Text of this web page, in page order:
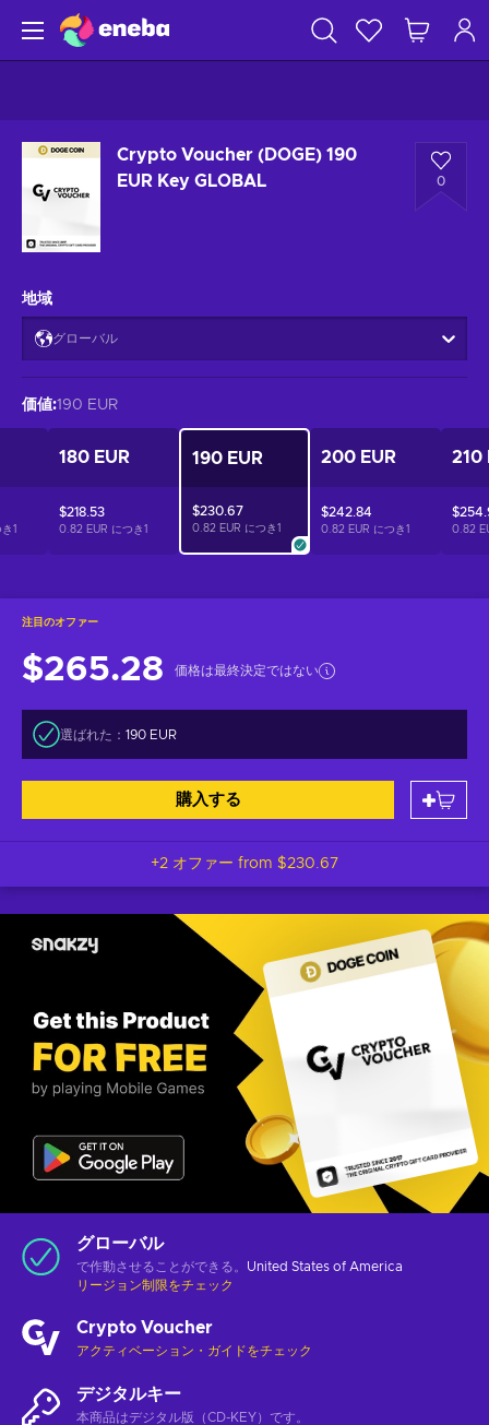
Crypto Voucher (DOGE) 190
EUR Key GLOBAL
0
注目のオファー
$265.28 価格は最終決定ではない
選ばれた： 190 EUR
購入する
+2 オファー from $230.67
グローバル
で作動させることができる。 United States of America
リージョン制限をチェック
Crypto Voucher
アクティベーション・ガイドをチェック
デジタルキー
本商品はデジタル版（CD-KEY）です。
地域
グローバル
価値:190 EUR
1
180 EUR
$218.53
0.82 EUR につき 1
190 EUR
$230.67
0.82 EUR につき 1
200 EUR
$242.84
0.82 EUR につき 1
210
0.82